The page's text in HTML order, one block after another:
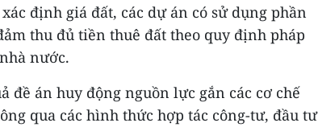
định giá đất, các dự án có sử dụng phần
thu đủ tiền thuê đất theo quy định pháp
nước.
án huy động nguồn lực gắn các cơ chế
qua các hình thức hợp tác công-tư, đầu tư